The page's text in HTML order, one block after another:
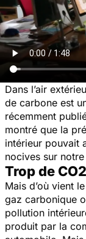
Dans l’air
de carbone est
récemment
montré que la
intérieur pouvait
nocives sur notre
Trop de
Mais d’où vient
gaz carbonique
pollution
produit par la